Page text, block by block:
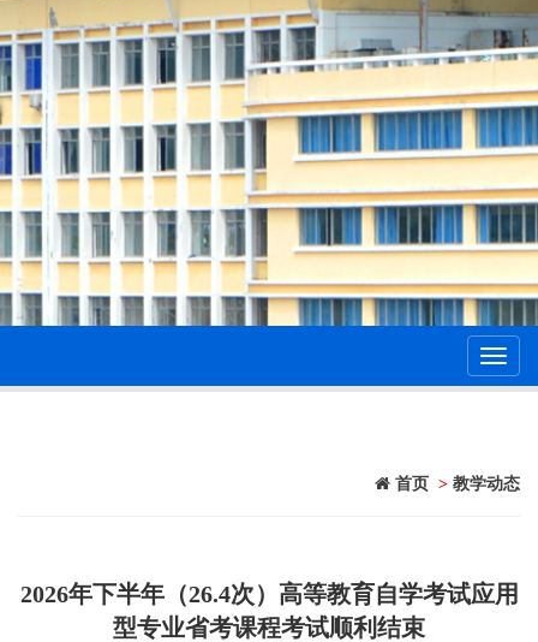
首页 > 教学动态
2026年下半年（26.4次）高等教育自学考试应用
型专业省考课程考试顺利结束